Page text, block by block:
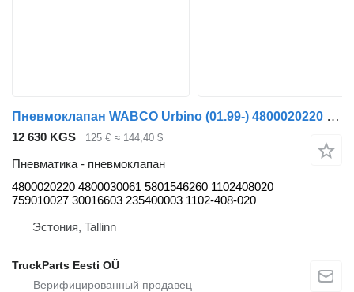
Пневмоклапан WABCO Urbino (01.99-) 4800020220 для автобуса Solaris Urbino, Alpino, Vacanza (1999-)
12 630 KGS 125 € ≈ 144,40 $
Пневматика - пневмоклапан
4800020220 4800030061 5801546260 1102408020
759010027 30016603 235400003 1102-408-020
Эстония, Tallinn
TruckParts Eesti OÜ